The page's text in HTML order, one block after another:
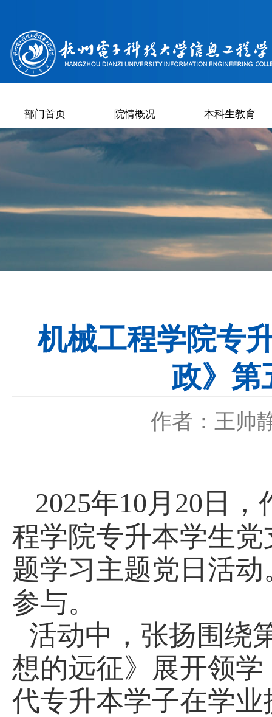
部门首页 院情概况 本科生教育
机械工程学院专
政》第
作者：王帅
2025年10月 20 日，
程学院专升本学生
题学习主题党日活
参与。
活动中，张扬围绕
想的远征》展开领
代专升本学子在学